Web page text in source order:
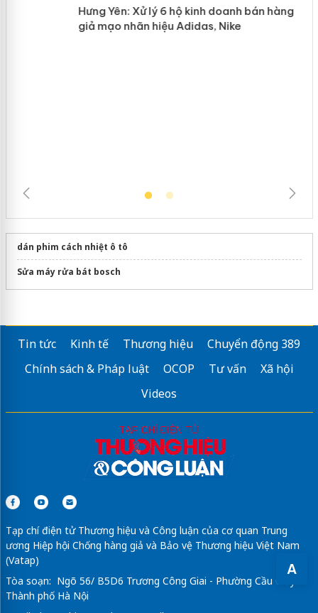
A
Hưng Yên: Xử lý 6 hộ kinh doanh bán hàng
giả mạo nhãn hiệu Adidas, Nike
dán phim cách nhiệt ô tô
Sửa máy rửa bát bosch
Tin tức Kinh tế Thương hiệu
Chuyển động 389
Chính sách & Pháp luật
OCOP Tư vấn
Xã hội
Videos
Tạp chí điện tử Thương hiệu và Công luận của cơ quan Trung
ương Hiệp hội Chống hàng giả và Bảo vệ Thương hiệu Việt Nam
(Vatap)
Tòa soạn: Ngõ 56/ B5D6 Trương Công Giai - Phường Cầu Giấy -
Thành phố Hà Nội